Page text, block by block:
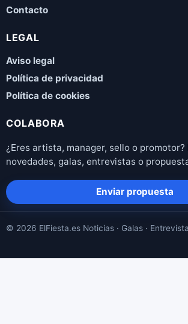
Contacto
LEGAL
Aviso legal
Política de privacidad
Política de cookies
COLABORA
¿Eres artista, manager, sello o promotor?
novedades, galas, entrevistas o
Enviar propuesta
© 2026 ElFiesta.es Noticias · Galas ·